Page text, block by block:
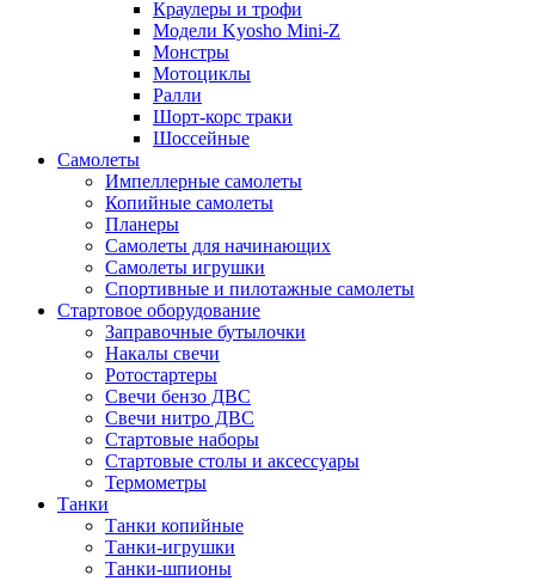
Краулеры и трофи
Модели Kyosho Mini-Z
Монстры
Мотоциклы
Ралли
Шорт-корс траки
Шоссейные
Самолеты
Импеллерные самолеты
Копийные самолеты
Планеры
Самолеты для начинающих
Самолеты игрушки
Спортивные и пилотажные самолеты
Стартовое оборудование
Заправочные бутылочки
Накалы свечи
Ротостартеры
Свечи бензо ДВС
Свечи нитро ДВС
Стартовые наборы
Стартовые столы и аксессуары
Термометры
Танки
Танки копийные
Танки-игрушки
Танки-шпионы